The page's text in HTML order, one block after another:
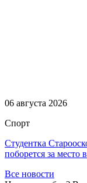
06 августа 2026
Спорт
Студентка
поборется за
Все новости